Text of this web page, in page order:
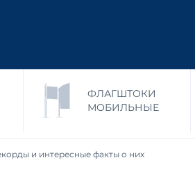
ФЛАГШТОКИ
МОБИЛЬНЫЕ
и интересные факты о них